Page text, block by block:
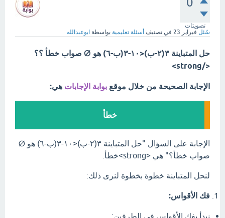
تصويتات
سُئل فبراير 23 في تصنيف أسئلة تعليمية بواسطة ابوعبدالله
حل المتباينة ٣(٢-ب)<١٠-٣(ب-٦) هو ∅ صواب خطأ ؟؟
</strong>
الإجابة الصحيحة من خلال موقع بوابة الإجابات هي:
خطأ
الإجابة على السؤال "حل المتباينة ٣(٢-ب)<١٠-٣(ب-٦) هو ∅
صواب خطأ؟" هي <strong>خطأ.
لنحل المتباينة خطوة بخطوة لنرى ذلك:
فك الأقواس:
نبدأ بفك الأقواس في الطرفين: